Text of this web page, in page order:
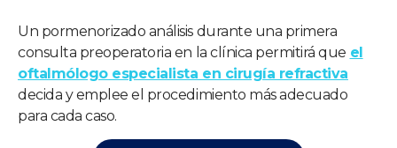
Un pormenorizado análisis durante una primera
consulta preoperatoria en la clínica permitirá que el
oftalmólogo especialista en cirugía refractiva
decida y emplee el procedimiento más adecuado
para cada caso.